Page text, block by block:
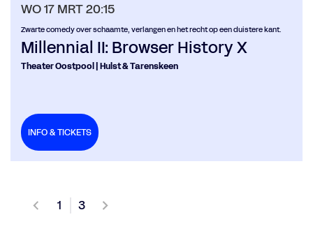
Millennial II: Browser History X
Theater Oostpool | Hulst & Tarenskeen
Zwarte comedy over schaamte, verlangen en het recht op een duistere kant.
WO 17 MRT20:15
INFO & TICKETS
1 3